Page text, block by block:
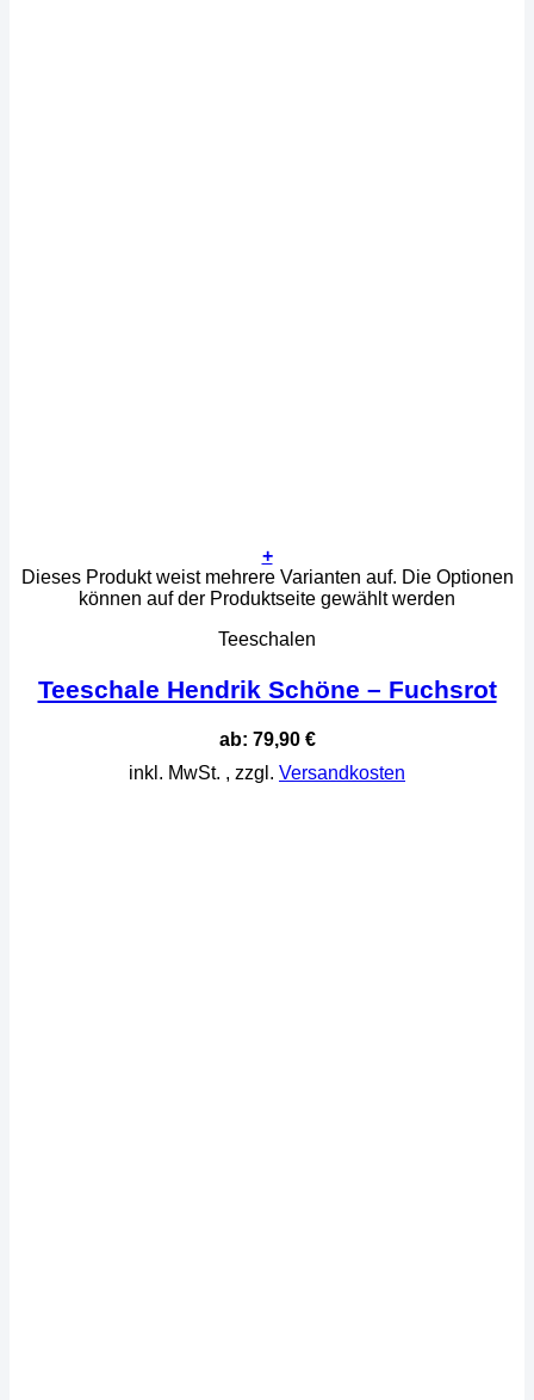
+
Dieses Produkt weist mehrere Varianten auf. Die Optionen
können auf der Produktseite gewählt werden
Teeschalen
Teeschale Hendrik Schöne – Fuchsrot
ab: 79,90 €
inkl. MwSt. , zzgl. Versandkosten